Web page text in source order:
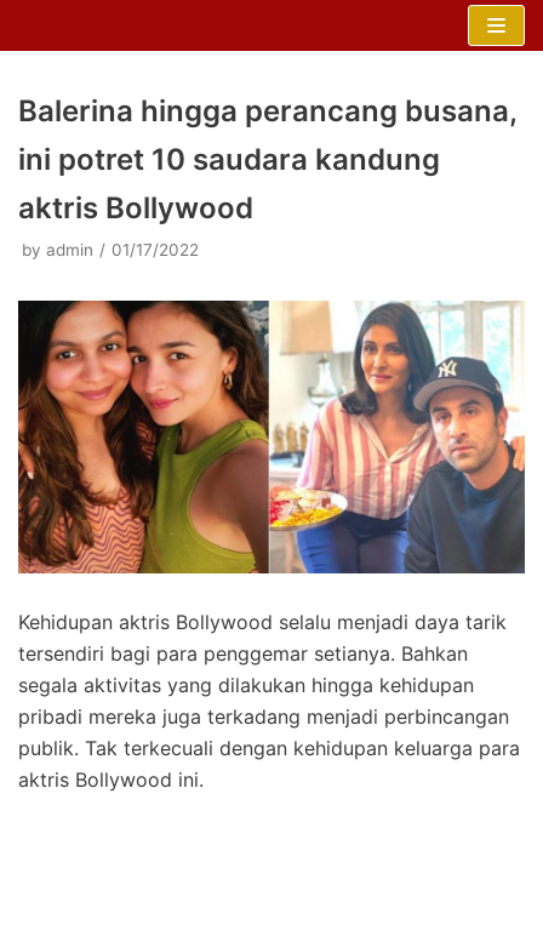
Balerina hingga perancang busana,
ini potret 10 saudara kandung
aktris Bollywood
by admin 01/17/2022
Kehidupan aktris Bollywood selalu menjadi daya tarik
tersendiri bagi para penggemar setianya. Bahkan
segala aktivitas yang dilakukan hingga kehidupan
pribadi mereka juga terkadang menjadi perbincangan
publik. Tak terkecuali dengan kehidupan keluarga para
aktris Bollywood ini.